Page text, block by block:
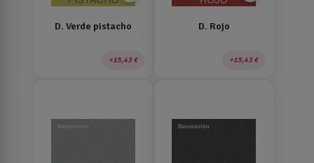
D. Verde pistacho
15,43 €
D. Rojo
15,43 €